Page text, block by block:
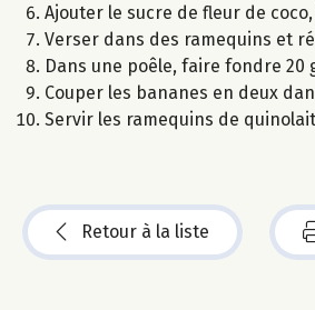
Ajouter le sucre de fleur de
Verser dans des ramequins et
Dans une poêle, faire fondre 20
Couper les bananes en deux
Servir les ramequins de
Retour à la liste